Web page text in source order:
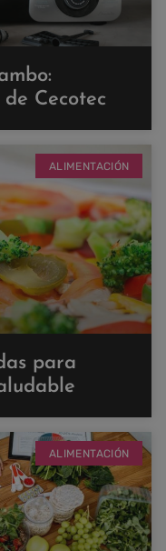
Cecotec
ALIMENTACIÓN
para
ALIMENTACIÓN